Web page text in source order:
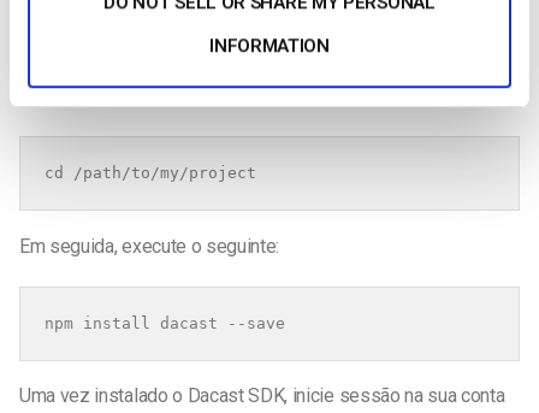
INFORMATION
Em primeiro lugar, certifique-se de que o nó
(https://nodejs.org/en/) já está configurado no seu motor. Para
consola :
Em seguida, execute o seguinte:
Uma vez instalado o Dacast SDK, inicie sessão na sua conta